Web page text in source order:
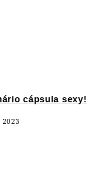
cápsula sexy!